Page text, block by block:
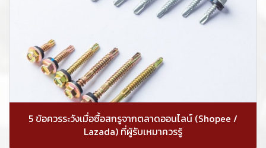
5 ข้อควรระวังเมื่อซื้อสกรูจากตลาดออนไลน์ (Shopee /
Lazada) ที่ผู้รับเหมาควรรู้